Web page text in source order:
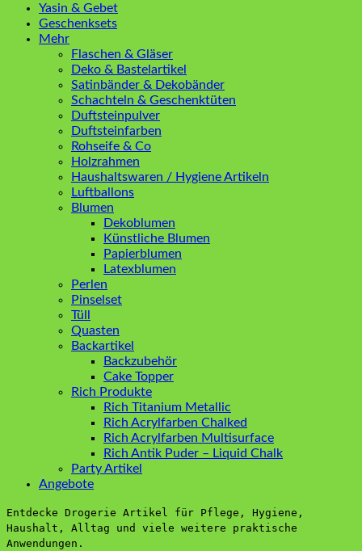
Yasin & Gebet
Geschenksets
Mehr
Flaschen & Gläser
Deko & Bastelartikel
Satinbänder & Dekobänder
Schachteln & Geschenktüten
Duftsteinpulver
Duftsteinfarben
Rohseife & Co
Holzrahmen
Haushaltswaren / Hygiene Artikeln
Luftballons
Blumen
Dekoblumen
Künstliche Blumen
Papierblumen
Latexblumen
Perlen
Pinselset
Tüll
Quasten
Backartikel
Backzubehör
Cake Topper
Rich Produkte
Rich Titanium Metallic
Rich Acrylfarben Chalked
Rich Acrylfarben Multisurface
Rich Antik Puder – Liquid Chalk
Party Artikel
Angebote
Entdecke Drogerie Artikel für Pflege, Hygiene,
Haushalt, Alltag und viele weitere praktische
Anwendungen.